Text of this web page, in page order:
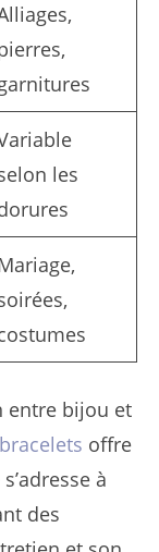
les
entre bijou et
offre
à
des